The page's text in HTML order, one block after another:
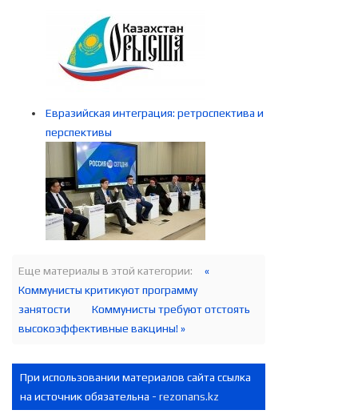
Евразийская интеграция: ретроспектива и
перспективы
Еще материалы в этой категории:
«
Коммунисты критикуют программу
занятости
Коммунисты требуют отстоять
высокоэффективные вакцины! »
При использовании материалов сайта ссылка
на источник обязательна - rezonans.kz